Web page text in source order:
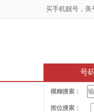
买手机靓号，美
号
模糊搜索：
按位搜索：